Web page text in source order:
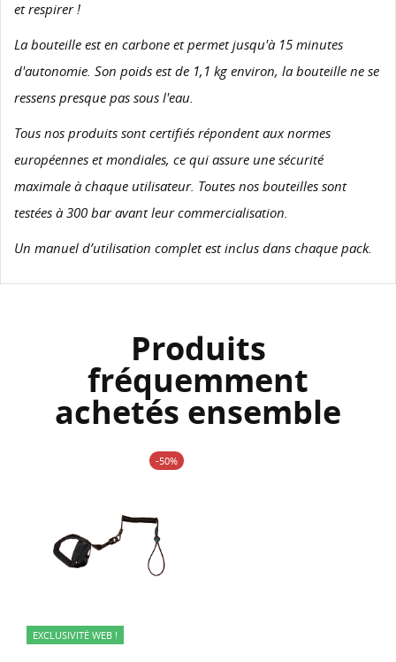
et respirer !
La bouteille est en carbone et permet jusqu'à 15 minutes
d'autonomie. Son poids est de 1,1 kg environ, la bouteille ne se
ressens presque pas sous l'eau.
Tous nos produits sont certifiés répondent aux normes
européennes et mondiales, ce qui assure une sécurité
maximale à chaque utilisateur. Toutes nos bouteilles sont
testées à 300 bar avant leur commercialisation.
Un manuel d’utilisation complet est inclus dans chaque pack.
Produits
fréquemment
achetés ensemble
-50%
EXCLUSIVITÉ WEB !